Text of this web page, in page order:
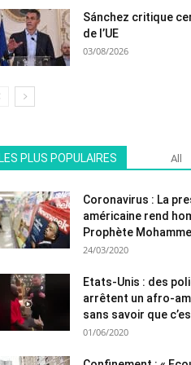
Sánchez critique
de l’UE
03/08/2026
PLUS POPULAIRES All
Coronavirus : La
américaine rend
24/03/2020
Etats-Unis : des
arrêtent un afro-
sans savoir que
01/06/2020